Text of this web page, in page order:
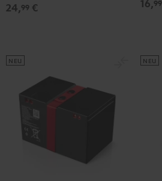
SandSchwarz
24,99 € 16,99
NEU NEU